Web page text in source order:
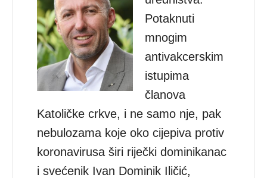
Potaknuti
mnogim
antivakcerskim
istupima
članova
Katoličke crkve, i ne samo nje, pak
nebulozama koje oko cijepiva protiv
koronavirusa širi riječki dominikanac
i svećenik Ivan Dominik Iličić,